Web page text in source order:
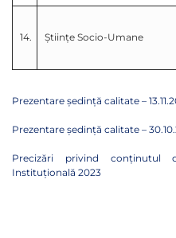
14. Științe Socio-Umane
Prezentare ședință calitate –
Prezentare ședință calitate –
Precizări privind conținutul
Instituțională 2023